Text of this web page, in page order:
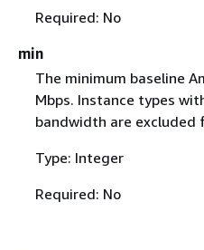
Required: No
min
The minimum baseline
Mbps. Instance types
bandwidth are excluded
Type: Integer
Required: No